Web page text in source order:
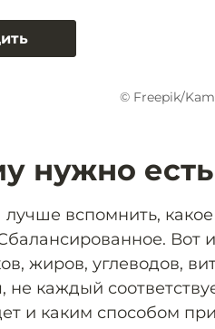
© Freepik/
нужно
вспомнить,
Вот
жиров, углеводов,
не каждый
и каким способом